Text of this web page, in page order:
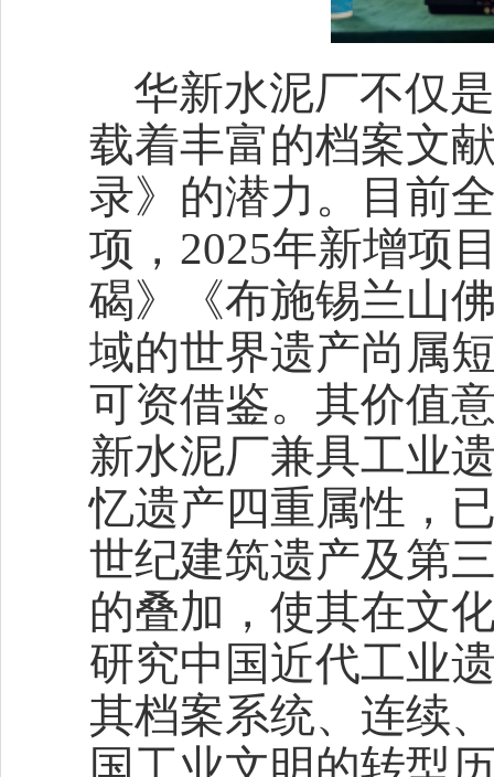
华新水泥厂不仅
载着丰富的档案文
录》的潜力。目前
项，2025年新增项
碣》《布施锡兰山
域的世界遗产尚属
可资借鉴。其价值
新水泥厂兼具工业
忆遗产四重属性，
世纪建筑遗产及第
的叠加，使其在文
研究中国近代工业
其档案系统、连续
国工业文明的转型